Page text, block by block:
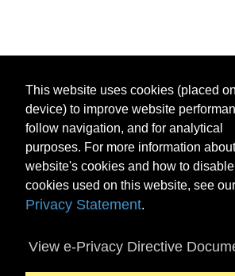
This website uses cookies (placed
device) to improve website
follow navigation, and for analytical
purposes. For more information
website's cookies and how to disable
cookies used on this website, see our
Privacy Statement.
View e-Privacy Directive